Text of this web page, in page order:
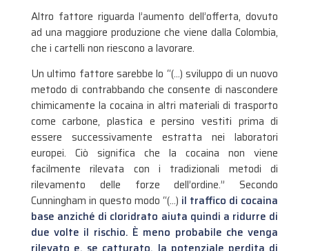
Altro fattore riguarda l’aumento dell’offerta, dovuto
ad una maggiore produzione che viene dalla Colombia,
che i cartelli non riescono a lavorare.
Un ultimo fattore sarebbe lo “(…) sviluppo di un nuovo
metodo di contrabbando che consente di nascondere
chimicamente la cocaina in altri materiali di trasporto
come carbone, plastica e persino vestiti prima di
essere successivamente estratta nei laboratori
europei. Ciò significa che la cocaina non viene
facilmente rilevata con i tradizionali metodi di
rilevamento delle forze dell’ordine.” Secondo
Cunningham in questo modo “(…) il traffico di cocaina
base anziché di cloridrato aiuta quindi a ridurre di
due volte il rischio. È meno probabile che venga